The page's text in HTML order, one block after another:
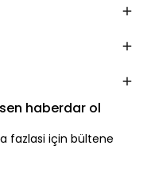
haberdar ol
fazlasi için bültene